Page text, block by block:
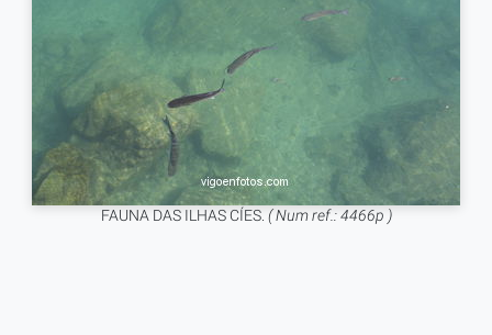
FAUNA DAS ILHAS CÍES. ( Num ref.: 4466p )